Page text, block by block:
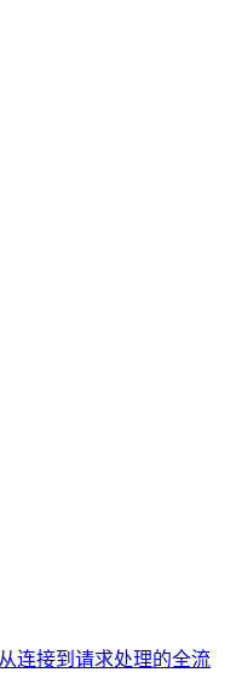
连接到请求处理的全流